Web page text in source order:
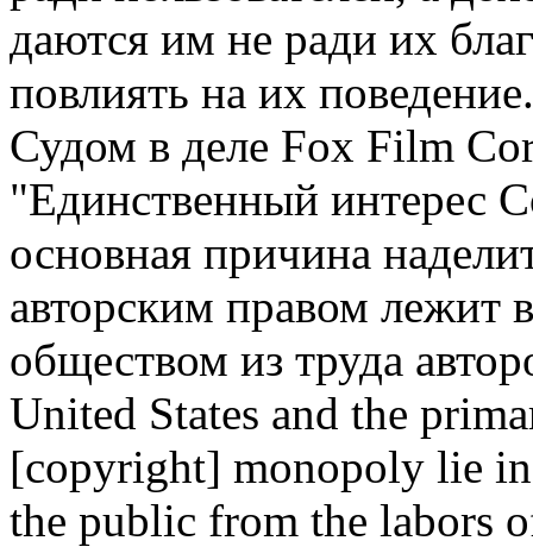
даются им не ради их
повлиять на их
Судом в деле Fox Film
"Единственный интерес
основная причина
авторским правом лежит
обществом из труда
United States and the
[copyright] monopoly lie
the public from the labors